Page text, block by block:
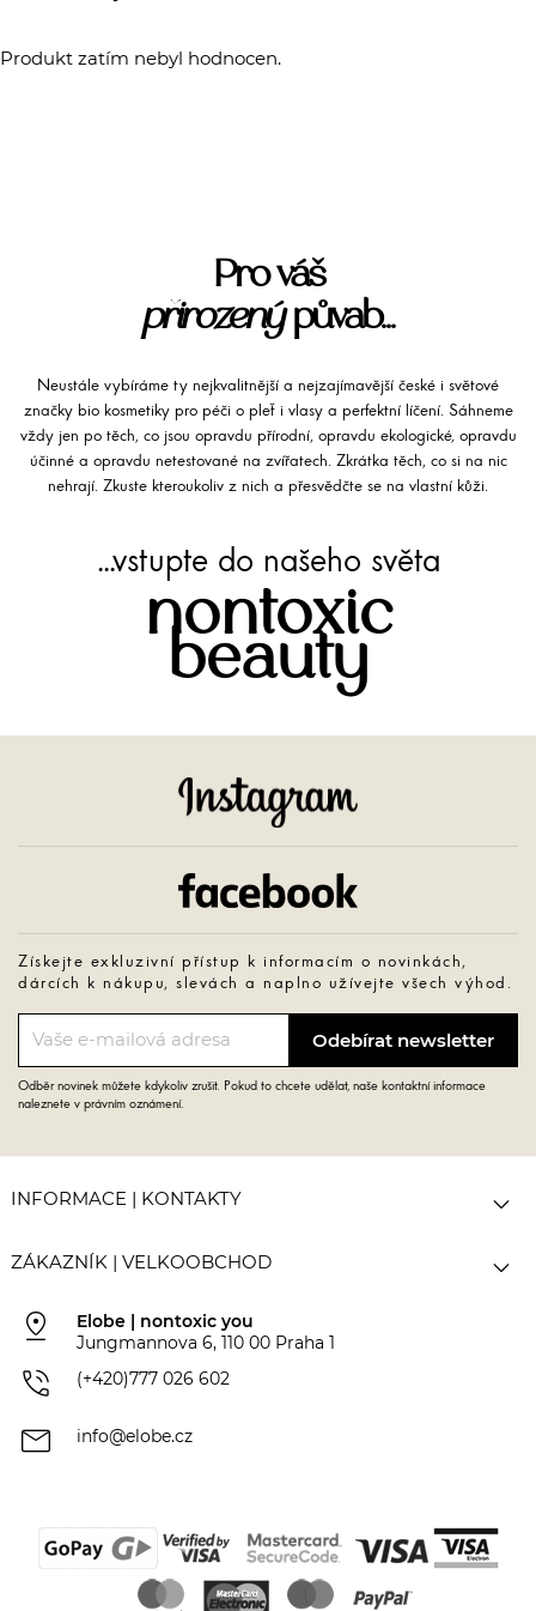
Produkt zatím nebyl hodnocen.
Pro váš
přirozenýpůvab...
Neustále vybíráme ty nejkvalitnější a nejzajímavější české i světové
značky bio kosmetiky pro péči o pleť i vlasy a perfektní líčení. Sáhneme
vždy jen po těch, co jsou opravdu přírodní, opravdu ekologické, opravdu
účinné a opravdu netestované na zvířatech. Zkrátka těch, co si na nic
nehrají. Zkuste kteroukoliv z nich a přesvědčte se na vlastní kůži.
...vstupte do našeho světa
nontoxic
beauty
Získejte exkluzivní přístup k informacím o novinkách,
dárcích k nákupu, slevách a naplno užívejte všech výhod.
Odběr novinek můžete kdykoliv zrušit. Pokud to chcete udělat, naše kontaktní informace
naleznete v právním oznámení.
INFORMACE | KONTAKTY 
ZÁKAZNÍK | VELKOOBCHOD 
pin_drop
Elobe | nontoxic you
Jungmannova 6, 110 00 Praha 1
phone_in_talk (+420)777 026 602
mail info@elobe.cz